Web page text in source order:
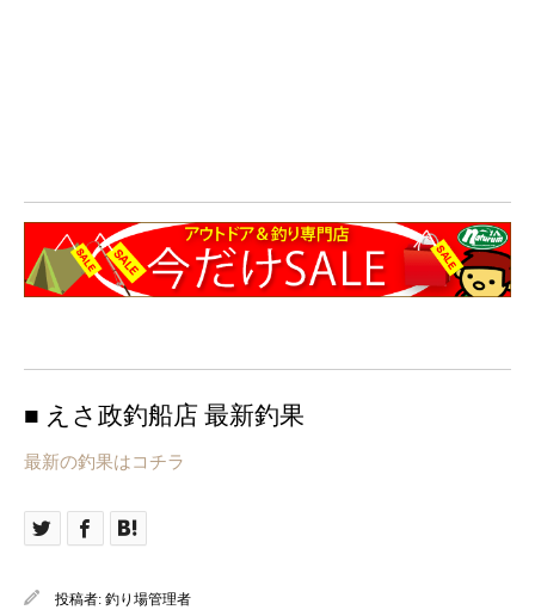
■ えさ政釣船店 最新釣果
最新の釣果はコチラ
投稿者: 釣り場管理者